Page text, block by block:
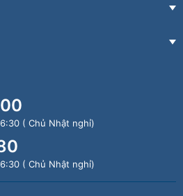
( Chủ Nhật nghỉ)
( Chủ Nhật nghỉ)